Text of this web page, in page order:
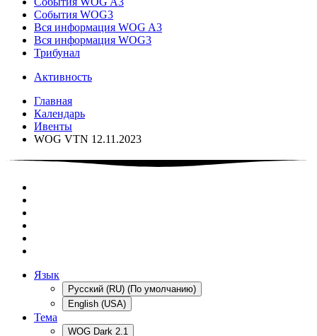
События WOG3
Вся информация WOG A3
Вся информация WOG3
Трибунал
Активность
Главная
Календарь
Ивенты
WOG VTN 12.11.2023
Язык
Русский (RU) (По умолчанию)
English (USA)
Тема
WOG Dark 2.1